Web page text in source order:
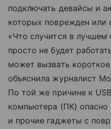
подключать девайсы и
которых поврежден или
«Что случится в лучшем
просто не будет
может вызвать
объяснила журналист
По той же причине к
компьютера (ПК) опасно
и прочие гаджеты с